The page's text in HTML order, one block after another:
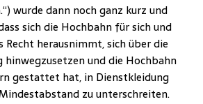
wurde dann noch ganz kurz und
sich die Hochbahn für sich und
herausnimmt, sich über die
hinwegzusetzen und die Hochbahn
gestattet hat, in Dienstkleidung
zu unterschreiten.